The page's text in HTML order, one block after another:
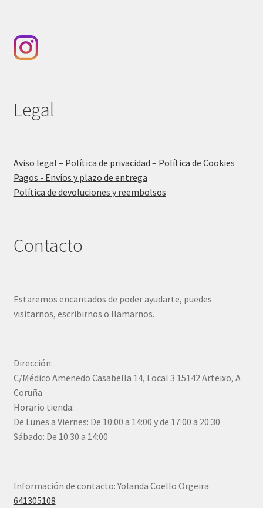
Legal
Aviso legal – Política de privacidad – Política de Cookies
Pagos - Envíos y plazo de entrega
Política de devoluciones y reembolsos
Contacto
Estaremos encantados de poder ayudarte, puedes
visitarnos, escribirnos o llamarnos.
Dirección:
C/Médico Amenedo Casabella 14, Local 3 15142 Arteixo, A
Coruña
Horario tienda:
De Lunes a Viernes: De 10:00 a 14:00 y de 17:00 a 20:30
Sábado: De 10:30 a 14:00
Información de contacto: Yolanda Coello Orgeira
641305108